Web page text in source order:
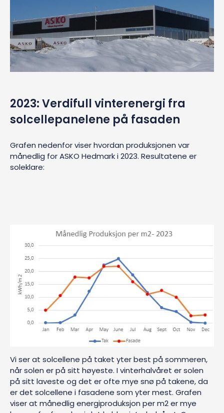
2023: Verdifull vinterenergi fra
solcellepanelene på fasaden
Grafen nedenfor viser hvordan produksjonen var
månedlig for ASKO Hedmark i 2023. Resultatene er
soleklare:
Vi ser at solcellene på taket yter best på sommeren,
når solen er på sitt høyeste. I vinterhalvåret er solen
på sitt laveste og det er ofte mye snø på takene, da
er det solcellene i fasadene som yter mest. Grafen
viser at månedlig energiproduksjon per m2er mye